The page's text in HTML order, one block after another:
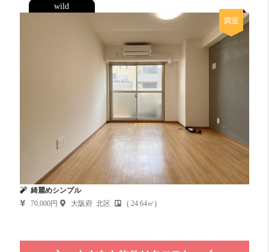
wild
満室
綺麗めシンプル
70,000円
大阪府 北区 ( 24.64㎡)